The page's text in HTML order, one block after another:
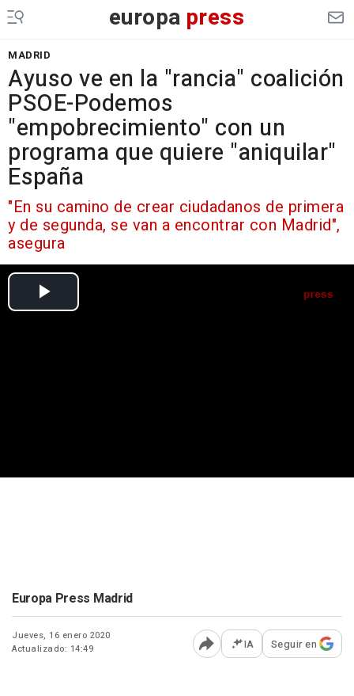
europa press
MADRID
Ayuso ve en la "rancia" coalición
PSOE-Podemos
"empobrecimiento" con un
programa que quiere "aniquilar"
España
"En su camino de crear ciudadanos de primera
y de segunda, se van a encontrar con Madrid",
asegura
Europa Press Madrid
Jueves, 16 enero 2020
Actualizado: 14:49
Abrir opciones para
IA Seguir en